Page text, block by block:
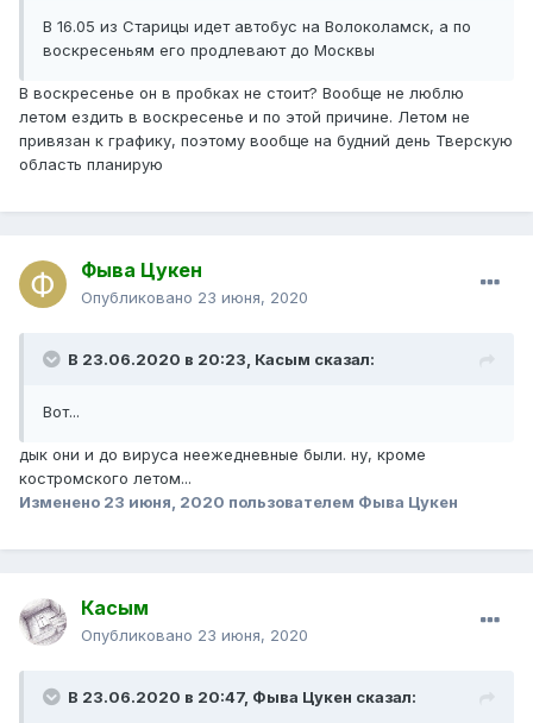
В 16.05 из Старицы идет автобус на Волоколамск, а по
воскресеньям его продлевают до Москвы
В воскресенье он в пробках не стоит? Вообще не люблю
летом ездить в воскресенье и по этой причине. Летом не
привязан к графику, поэтому вообще на будний день Тверскую
область планирую
Фыва Цукен
Опубликовано 23 июня, 2020
В 23.06.2020 в 20:23, Касым сказал:
Вот...
дык они и до вируса неежедневные были. ну, кроме
костромского летом...
Изменено 23 июня, 2020 пользователем Фыва Цукен
Касым
Опубликовано 23 июня, 2020
В 23.06.2020 в 20:47, Фыва Цукен сказал: